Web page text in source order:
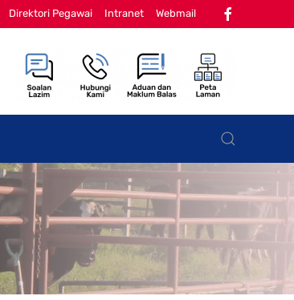
Direktori Pegawai Intranet Webmail